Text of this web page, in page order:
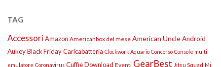
TAG
AccessoriAmazon Americanbox del mese American UncleAndroid
AukeyBlack FridayCaricabatteria Clockwork Aquario Concorso Console multi
emulatore Coronavirus CuffieDownload Eventi GearBest Jitsu Squad Mi